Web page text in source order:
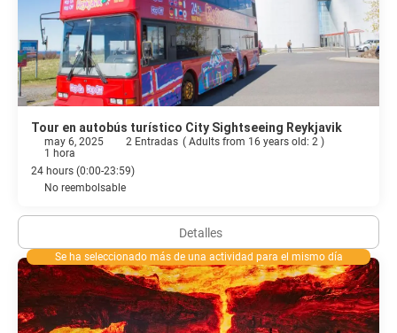
hora de entretenerte. El baño privado con ducha está provisto de
artículos de higiene personal gratuitos y secadores de pelo.
Si quieres comer algo de cocina local, ve a Restaurant Geiri Smart,
restaurante con un bar o lounge. También tienes una cafetería a
tu disposición. Se ofrece un desayuno bufé todos los días de
07:00 a 10:00 con un coste adicional.
Tendrás un servicio de recepción las 24 horas, atención
multilingüe y consigna de equipaje a tu disposición.
Tour en autobús turístico City Sightseeing Reykjavik
may 6, 2025 2 Entradas ( Adults from 16 years old: 2 )
1 hora
24 hours (0:00-23:59)
No reembolsable
Detalles
Se ha seleccionado más de una actividad para el mismo día